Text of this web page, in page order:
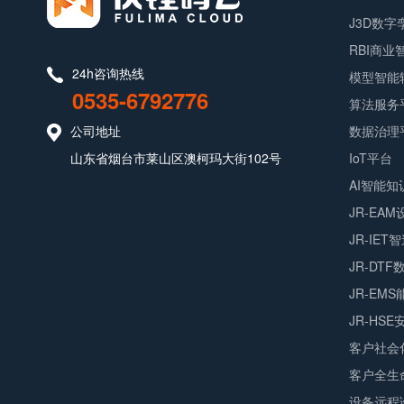
24h咨询热线
0535-6792776
公司地址
山东省烟台市莱山区澳柯玛大街102号
J3D数字
RBI商业
模型智能
算法服务
数据治理
IoT平台
AI智能知
JR-EAM
JR-IET
JR-DTF
JR-EMS
JR-HSE
客户社会
客户全生